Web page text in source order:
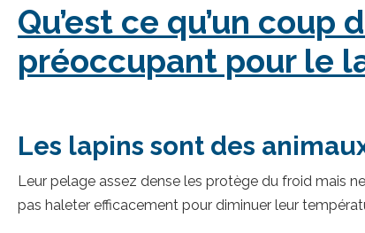
Qu’est ce qu’un
préoccupant pour le
Les lapins sont des
Leur pelage assez dense les protège du froid mais
pas haleter efficacement pour diminuer leur